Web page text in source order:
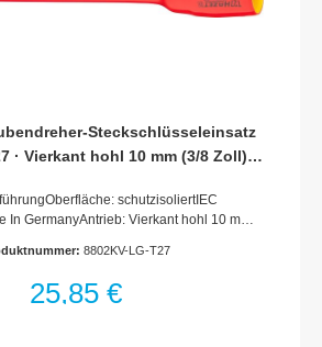
Steckschlüsseleinsatz
· Vierkant hohl 10 mm (3/8 Zoll) ·
schutzisoliertIEC
In GermanyAntrieb: Vierkant hohl 10 mm
/ Länge: 187 mmLänge l1: 153
8802KV-LG-T27
25,85 €